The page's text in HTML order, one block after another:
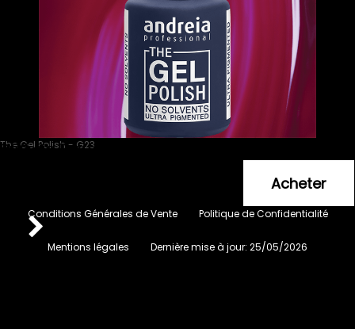
The Gel Polish - G23
Andreia Professionnal Rose Pink - Framboise
6.99 €
Conditions Générales de Vente Politique de Confidentialité
Mentions légales Dernière mise à jour: 25/05/2026